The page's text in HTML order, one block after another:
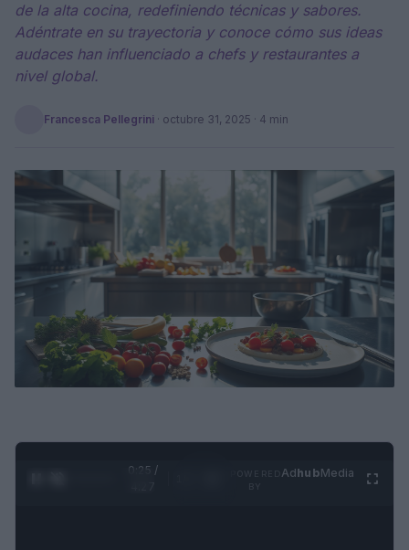
de la alta cocina, redefiniendo técnicas y sabores.
Adéntrate en su trayectoria y conoce cómo sus ideas
audaces han influenciado a chefs y restaurantes a
nivel global.
Francesca Pellegrini · octubre 31, 2025 · 4 min
0:26 /
AdhubMedia